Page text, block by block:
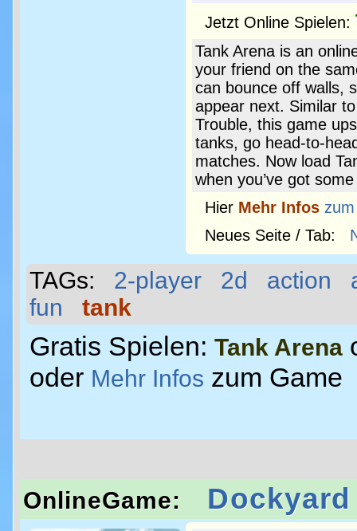
Jetzt Online Spielen:
Tank Arena is an
your friend on the
can bounce off walls,
appear next. Similar
Trouble, this game
tanks, go head-to-
matches. Now load
when you’ve got
Hier Mehr Infos
Neues Seite / Tab:
TAGs: 2-player 2d action
fun
tank
Gratis Spielen: Tank Arena
oder Mehr Infos zum Game
OnlineGame: